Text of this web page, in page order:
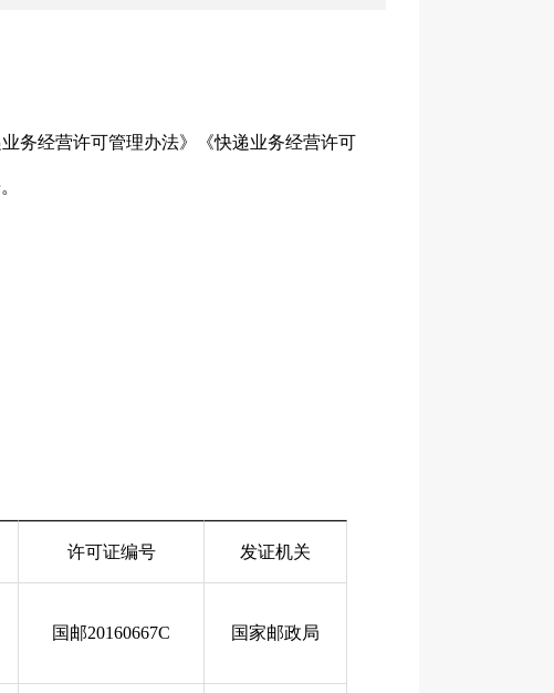
务经营许可管理办法》《快递业务经营许可
许可证编号 发证机关
国邮20160667C 国家邮政局